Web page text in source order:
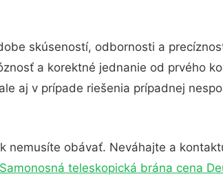
skúseností, odbornosti a
a korektné jednanie od prvého
aj v prípade riešenia prípadnej
nemusíte obávať. Neváhajte a
Samonosná teleskopická brána cena